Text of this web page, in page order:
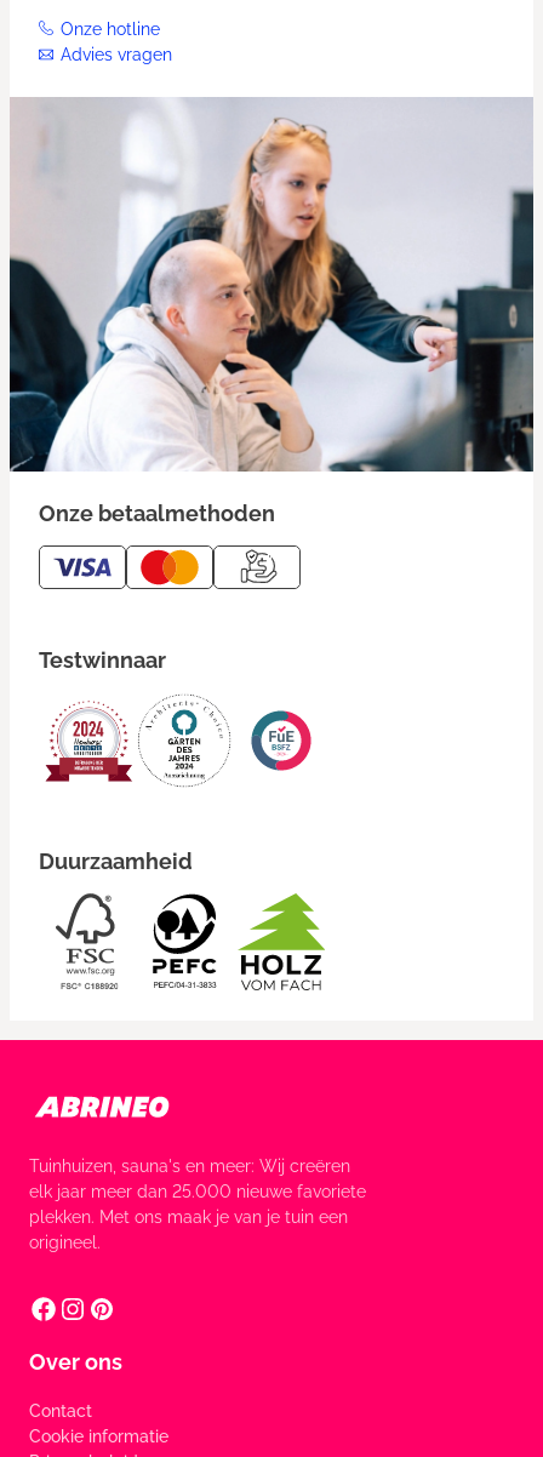
Onze hotline
Advies vragen
Onze betaalmethoden
Testwinnaar
Duurzaamheid
Tuinhuizen, sauna's en meer: Wij creëren
elk jaar meer dan 25.000 nieuwe favoriete
plekken. Met ons maak je van je tuin een
origineel.
Over ons
Contact
Cookie informatie